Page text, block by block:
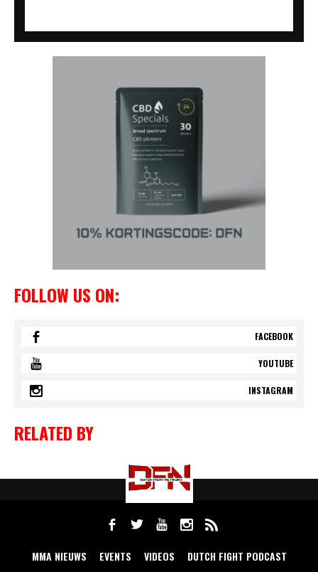
FOLLOW US ON:
FACEBOOK
YOUTUBE
INSTAGRAM
RELATED BY
MMA NIEUWS EVENTS VIDEOS DUTCH FIGHT PODCAST